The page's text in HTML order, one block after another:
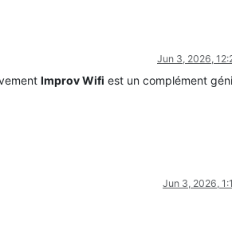
Jun 3, 2026,
Improv Wifi est un complément
Jun 3, 2026,